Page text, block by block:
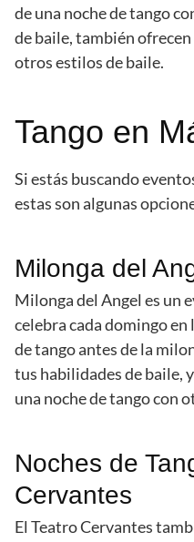
de una noche de tango
de baile, también
otros estilos de baile.
Tango en
Si estás buscando
estas son algunas
Milonga del
Milonga del Angel es un
celebra cada domingo en
de tango antes de la
tus habilidades de baile,
una noche de tango con
Noches de
Cervantes
El Teatro Cervantes